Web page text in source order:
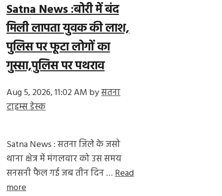
Satna News :बोरी में बंद
मिली लापता युवक की लाश,
पुलिस पर फूटा लोगों का
गुस्सा,पुलिस पर पथराव
Aug 5, 2026, 11:02 AM byसतना
टाइम्स डेस्क
Satna News : सतना जिले के जसो
थाना क्षेत्र में मंगलवार को उस समय
सनसनी फैल गई जब तीन दिन …Read
more